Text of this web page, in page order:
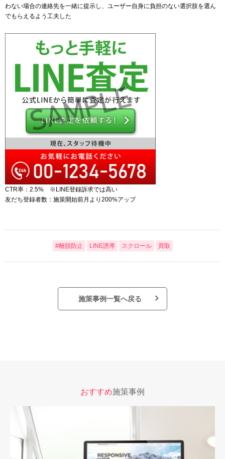
わない場合の連絡先を一緒に提示し、ユーザー自身に負担のない選択肢を選ん
でもらえるよう工夫した
CTR率：2.5% ※LINE登録訴求では高い
友だち登録者数：施策開始前月より200%アップ
#離脱防止 LINE誘導 スクロール 買取
施策事例一覧へ戻る
おすすめ施策事例